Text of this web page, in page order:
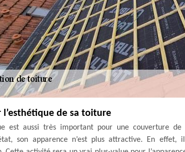
l’esthétique de sa toiture
est aussi très important pour une couverture
son apparence n’est plus attractive. En effet,